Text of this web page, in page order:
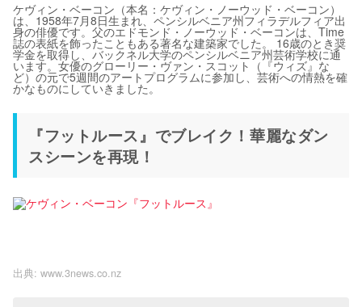
ケヴィン・ベーコン（本名：ケヴィン・ノーウッド・ベーコン）
は、1958年7月8日生まれ、ペンシルベニア州フィラデルフィア出
身の俳優です。父のエドモンド・ノーウッド・ベーコンは、Time
誌の表紙を飾ったこともある著名な建築家でした。 16歳のとき奨
学金を取得し、バックネル大学のペンシルベニア州芸術学校に通
います。女優のグローリー・ヴァン・スコット（『ウィズ』な
ど）の元で5週間のアートプログラムに参加し、芸術への情熱を確
かなものにしていきました。
『フットルース』でブレイク！華麗なダン
スシーンを再現！
出典: www.3news.co.nz